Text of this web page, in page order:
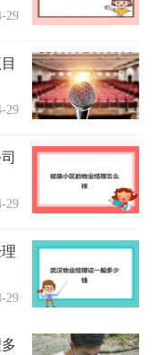
29
29
29
29